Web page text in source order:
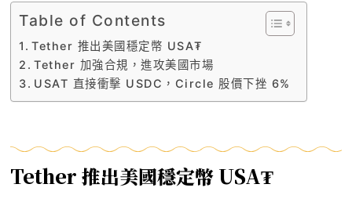
Table of Contents
Tether 推出美國穩定幣 USA₮
Tether 加強合規，進攻美國市場
USAT 直接衝擊 USDC，Circle 股價下挫 6%
Tether 推出美國穩定幣 USA₮